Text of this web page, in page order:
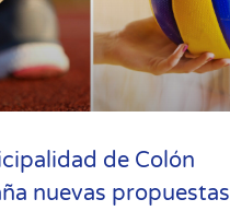
de Colón
nuevas propuestas